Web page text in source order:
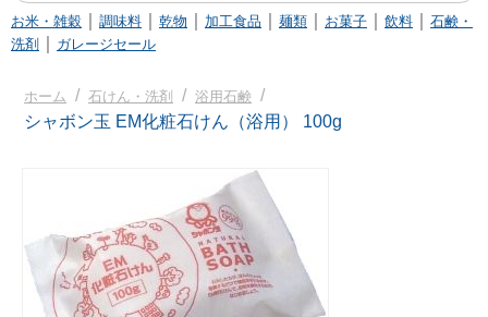
お米・雑穀 調味料 乾物 加工食品 麺類 お菓子 飲料
石鹸・
洗剤
ガレージセール
ホーム / 石けん・洗剤 / 浴用石鹸 /
シャボン玉 EM化粧石けん（浴用） 100g